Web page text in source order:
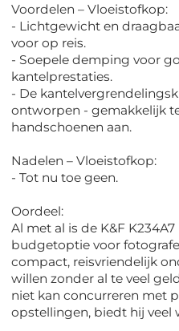
Voordelen – Vloeistofkop:
- Lichtgewicht en
voor op reis.
- Soepele demping voor
kantelprestaties.
- De
ontworpen - gemakkelijk
handschoenen aan.
Nadelen – Vloeistofkop:
- Tot nu toe geen.
Oordeel:
Al met al is de K&F
budgetoptie voor
compact, reisvriendelijk
willen zonder al te veel
niet kan concurreren met
opstellingen, biedt hij veel